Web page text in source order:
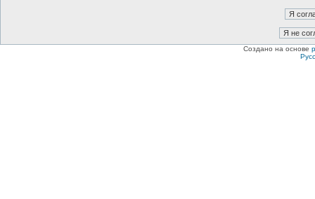
Создано на основе